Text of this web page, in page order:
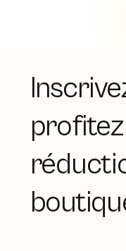
profitez